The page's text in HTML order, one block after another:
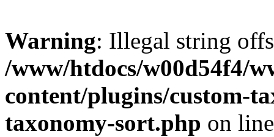
Warning: Illegal string
/www/htdocs/w00d54f4/
content/plugins/custom-
taxonomy-sort.php on